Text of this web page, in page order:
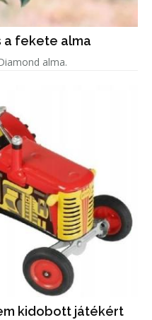
a fekete alma
alma.
kidobott játékért